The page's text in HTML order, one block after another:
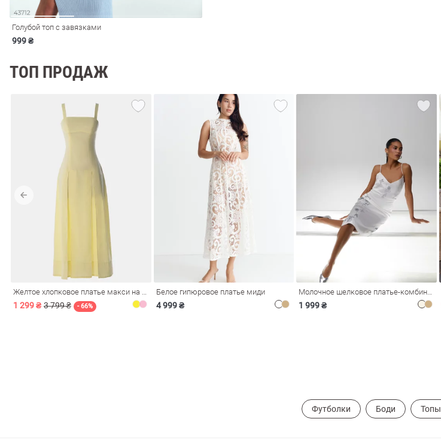
Голубой топ с завязками
999 ₴
ТОП ПРОДАЖ
1 299 ₴ 3 799 ₴ - 66%
Белое гипюровое платье миди
4 999 ₴ 1 999 ₴
Футболки Боди Топы